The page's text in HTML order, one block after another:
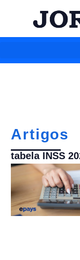
Artigos
tabela INSS